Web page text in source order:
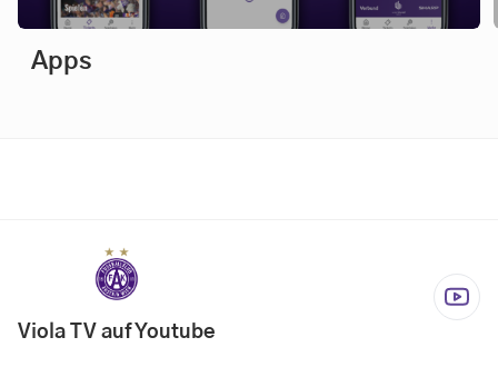
Apps
Viola TV auf Youtube